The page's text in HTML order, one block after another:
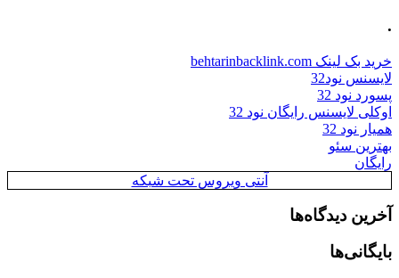
.
خرید بک لینک behtarinbacklink.com
لایسنس نود32
پسورد نود 32
اوکلی لایسنس رایگان نود 32
همیار نود 32
بهترین سئو
رایگان
آنتی ویروس تحت شبکه
آخرین دیدگاه‌ها
بایگانی‌ها